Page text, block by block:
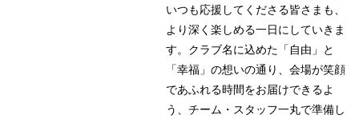
いつも応援してくださる皆さまも、
より深く楽しめる一日にしていきま
す。クラブ名に込めた「自由」と
「幸福」の想いの通り、会場が笑顔
であふれる時間をお届けできるよ
う、チーム・スタッフ一丸で準備し